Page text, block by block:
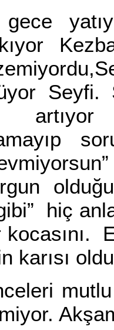
Seyfi.
hiç
kocasını.
karısı